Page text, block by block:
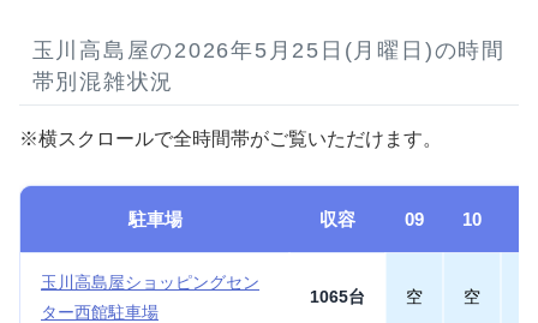
玉川高島屋の2026年5月25日(月曜日)の時間
帯別混雑状況
※横スクロールで全時間帯がご覧いただけます。
駐車場 収容 09 10
玉川高島屋ショッピングセン
ター西館駐車場
1065台 空 空